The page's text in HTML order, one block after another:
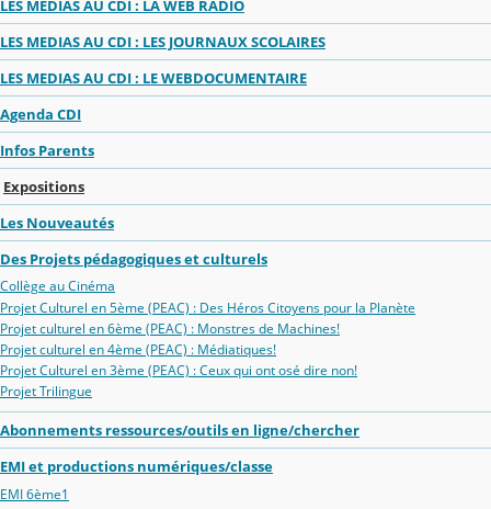
LES MEDIAS AU CDI : LA WEB RADIO
LES MEDIAS AU CDI : LES JOURNAUX SCOLAIRES
LES MEDIAS AU CDI : LE WEBDOCUMENTAIRE
Agenda CDI
Infos Parents
Expositions
Les Nouveautés
Des Projets pédagogiques et culturels
Collège au Cinéma
Projet Culturel en 5ème (PEAC) : Des Héros Citoyens pour la Planète
Projet culturel en 6ème (PEAC) : Monstres de Machines!
Projet culturel en 4ème (PEAC) : Médiatiques!
Projet Culturel en 3ème (PEAC) : Ceux qui ont osé dire non!
Projet Trilingue
Abonnements ressources/outils en ligne/chercher
EMI et productions numériques/classe
EMI 6ème1